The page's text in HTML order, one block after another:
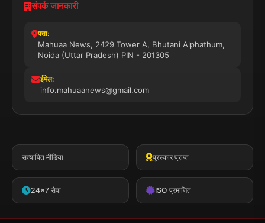
संपर्क जानकारी
पता:
Mahuaa News, 2429 Tower A, Bhutani Alphathum,
Noida (Uttar Pradesh) PIN - 201305
ईमेल:
info.mahuaanews@gmail.com
सत्यापित मीडिया पुरस्कार प्राप्त
24x7 सेवा ISO प्रमाणित